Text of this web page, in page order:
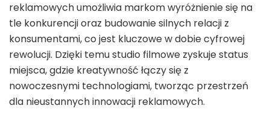
reklamowych umożliwia markom wyróżnienie się na
tle konkurencji oraz budowanie silnych relacji z
konsumentami, co jest kluczowe w dobie cyfrowej
rewolucji. Dzięki temu studio filmowe zyskuje status
miejsca, gdzie kreatywność łączy się z
nowoczesnymi technologiami, tworząc przestrzeń
dla nieustannych innowacji reklamowych.